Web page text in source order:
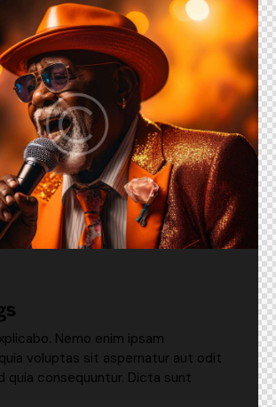
Nemo enim ipsam
voluptas sit aspernatur aut odit
quia consequuntur. Dicta sunt